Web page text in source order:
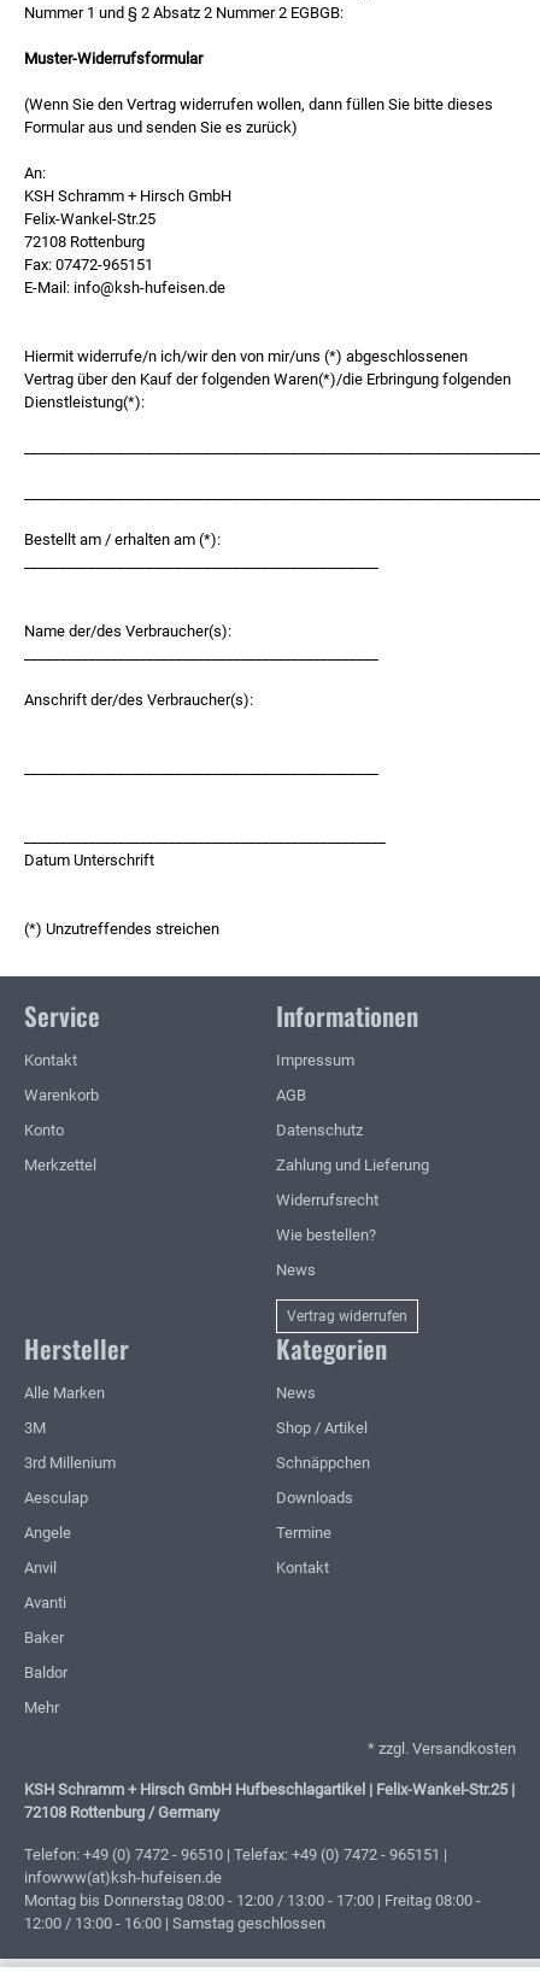
Nummer 1 und § 2 Absatz 2 Nummer 2 EGBGB:
Muster-Widerrufsformular
(Wenn Sie den Vertrag widerrufen wollen, dann füllen Sie bitte dieses
Formular aus und senden Sie es zurück)
An:
KSH Schramm + Hirsch GmbH
Felix-Wankel-Str.25
72108 Rottenburg
Fax: 07472-965151
E-Mail: info@ksh-hufeisen.de
Hiermit widerrufe/n ich/wir den von mir/uns (*) abgeschlossenen
Vertrag über den Kauf der folgenden Waren(*)/die Erbringung folgenden
Dienstleistung(*):
Bestellt am / erhalten am (*):
Name der/des Verbraucher(s):
Anschrift der/des Verbraucher(s):
Datum Unterschrift
(*) Unzutreffendes streichen
Service
Kontakt
Warenkorb
Konto
Merkzettel
Informationen
Impressum
AGB
Datenschutz
Zahlung und Lieferung
Widerrufsrecht
Wie bestellen?
News
Vertrag widerrufen
Hersteller
Alle Marken
3M
3rd Millenium
Aesculap
Angele
Anvil
Avanti
Baker
Baldor
Mehr
Kategorien
News
Shop / Artikel
Schnäppchen
Downloads
Termine
Kontakt
* zzgl. Versandkosten
KSH Schramm + Hirsch GmbH Hufbeschlagartikel | Felix-Wankel-Str.25 |
72108 Rottenburg / Germany
Telefon: +49 (0) 7472 - 96510 | Telefax: +49 (0) 7472 - 965151 |
infowww(at)ksh-hufeisen.de
Montag bis Donnerstag 08:00 - 12:00 / 13:00 - 17:00 | Freitag 08:00 -
12:00 / 13:00 - 16:00 | Samstag geschlossen